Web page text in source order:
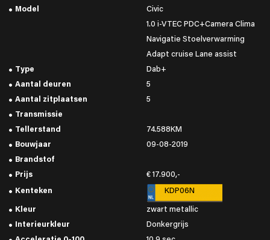
Model
Civic
Type
1.0 i-VTEC PDC+Camera Clima
Navigatie Stoelverwarming
Adapt cruise Lane assist
Dab+
Aantal deuren
5
Aantal zitplaatsen
5
Transmissie
Tellerstand
74.588KM
Bouwjaar
09-08-2019
Brandstof
Prijs
€ 17.900,-
Kenteken KDP06N
Kleur
zwart metallic
Interieurkleur
Donkergrijs